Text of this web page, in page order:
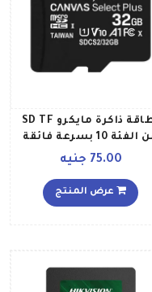
بطاقة ذاكرة مايكرو SD TF
من الفئة 10 بسرعة فائقة
75.00 جنيه
عرض المنتج